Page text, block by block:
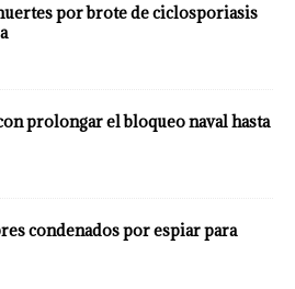
por brote de ciclosporiasis
prolongar el bloqueo naval hasta
condenados por espiar para